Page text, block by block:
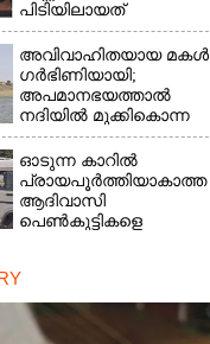
പിടിയിലായത്
തിരുവനന്തപുരത്ത് നിന്ന്
അവിവാഹിതയായ മകൾ
ഗർഭിണിയായി;
അപമാനഭയത്താൽ
നദിയിൽ മുക്കികൊന്ന
പിതാവ് അറസ്റ്റിൽ
ഓടുന്ന കാറിൽ
പ്രായപൂർത്തിയാകാത്ത
ആദിവാസി
പെൺകുട്ടികളെ
പിടിയിൽ